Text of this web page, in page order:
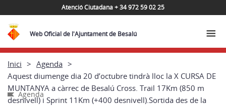
Atenció Ciutadana + 34 972 59 02 25
Web Oficial de l'Ajuntament de Besalú
Inici
Agenda
Aquest diumenge dia 20 d’octubre tindrà lloc la X CURSA DE
MUNTANYA a càrrec de Besalú Cross. Trail 17Km (850 m
desnivell) i Sprint 11Km (+400 desnivell).Sortida des de la
Agenda